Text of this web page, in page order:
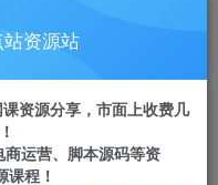
24小时自动赚钱
资源站
资源分享，市面上收费几
运营、脚本源码等资
程！